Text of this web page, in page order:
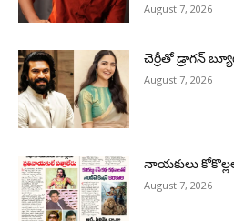
August 7, 2026
చెర్రీతో డ్రాగన్
August 7, 2026
నాయకులు
August 7, 2026